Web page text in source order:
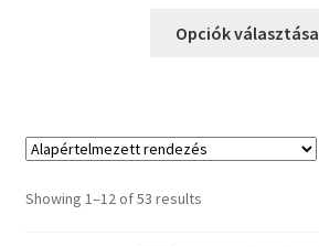
Opciók választása
Showing 1–12 of 53 results